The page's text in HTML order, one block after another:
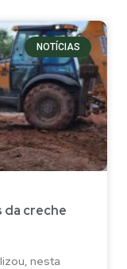
NOTÍCIAS
da creche
nesta